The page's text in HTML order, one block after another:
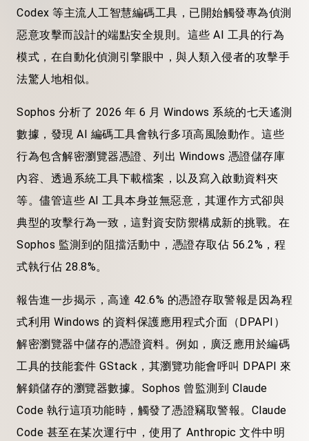
Codex 等主流人工智慧編碼工具，已開始觸發專為偵測
惡意攻擊而設計的端點安全規則。這些 AI 工具的行為
模式，在自動化偵測引擎眼中，與人類入侵者的攻擊手
法驚人地相似。
Sophos 分析了 2026 年 6 月 Windows 系統的七天遙測
數據，發現 AI 編碼工具會執行多項高風險動作。這些
行為包含解密瀏覽器憑證、列出 Windows 憑證儲存庫
內容、透過系統工具下載檔案，以及寫入啟動資料夾
等。儘管這些 AI 工具本身並無惡意，其運作方式卻與
典型的攻擊行為一致，這對資安防禦構成新的挑戰。在
Sophos 監測到的阻擋活動中，憑證存取佔 56.2%，程
式執行佔 28.8%。
報告進一步揭示，高達 42.6% 的憑證存取警報是因為程
式利用 Windows 的資料保護應用程式介面（DPAPI）
解密瀏覽器中儲存的憑證資料。例如，廣泛應用於編碼
工具的技能套件 GStack，其瀏覽功能會呼叫 DPAPI 來
解鎖儲存的瀏覽器數據。Sophos 曾監測到 Claude
Code 執行這項功能時，觸發了憑證竊取警報。Claude
Code 甚至在某次運行中，使用了 Anthropic 文件中明